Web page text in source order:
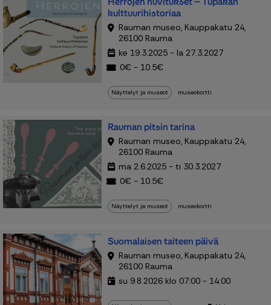
kulttuurihistoriaa
Rauman museo, Kauppakatu 24,
26100 Rauma
ke 19.3.2025 - la 27.3.2027
0€ - 10.5€
Näyttelyt ja museot museokortti
Rauman pitsin tarina
Rauman museo, Kauppakatu 24,
26100 Rauma
ma 2.6.2025 - ti 30.3.2027
0€ - 10.5€
Näyttelyt ja museot museokortti
Suomalaisen taiteen päivä
Rauman museo, Kauppakatu 24,
26100 Rauma
su 9.8.2026 klo 07:00 - 14:00